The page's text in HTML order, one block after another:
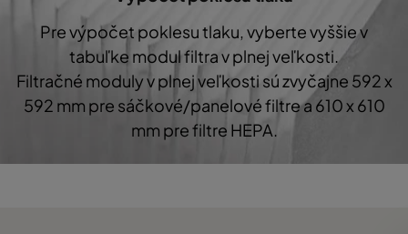
Pre výpočet poklesu tlaku, vyberte vyššie v
tabuľke modul filtra v plnej veľkosti.
Filtračné moduly v plnej veľkosti sú zvyčajne 592 x
592 mm pre sáčkové/panelové filtre a 610 x 610
mm pre filtre HEPA.